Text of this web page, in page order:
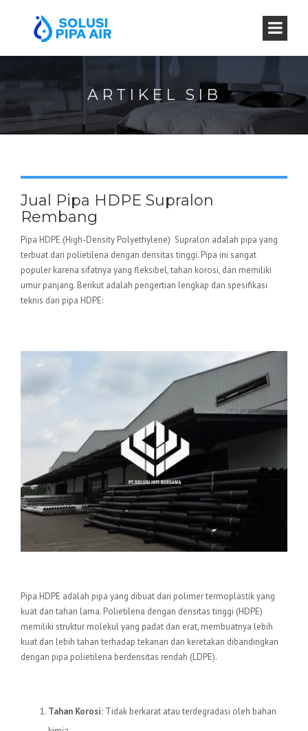
ARTIKEL SIB
Jual Pipa HDPE Supralon
Rembang
Pipa HDPE (High-Density Polyethylene) Supralon adalah pipa yang
terbuat dari polietilena dengan densitas tinggi. Pipa ini sangat
populer karena sifatnya yang fleksibel, tahan korosi, dan memiliki
umur panjang. Berikut adalah pengertian lengkap dan spesifikasi
teknis dari pipa HDPE:
Pipa HDPE adalah pipa yang dibuat dari polimer termoplastik yang
kuat dan tahan lama. Polietilena dengan densitas tinggi (HDPE)
memiliki struktur molekul yang padat dan erat, membuatnya lebih
kuat dan lebih tahan terhadap tekanan dan keretakan dibandingkan
dengan pipa polietilena berdensitas rendah (LDPE).
Tahan Korosi: Tidak berkarat atau terdegradasi oleh bahan